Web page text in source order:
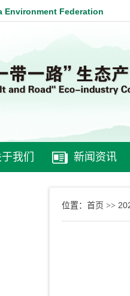
Environment Federation
我们 新闻资讯
位置： 首页 >>